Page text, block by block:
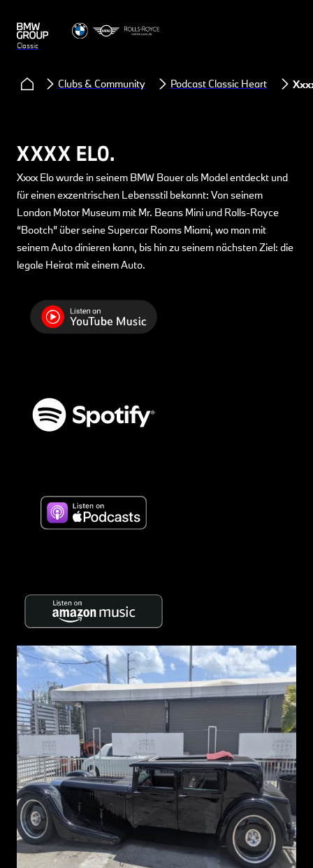
Classic
Clubs & Community Podcast Classic Heart
XXXX ELO.
Xxxx Elo wurde in seinem BMW Bauer als Model entdeckt und
für einen exzentrischen Lebensstil bekannt: Von seinem
London Motor Museum mit Mr. Beans Mini und Rolls-Royce
“Bootch” über seine Supercar Rooms Miami, wo man mit
seinem Auto dinieren kann, bis hin zu seinem nächsten Ziel: die
legale Heirat mit einem Auto.